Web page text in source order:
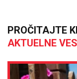
PROČITAJTE
AKTUELNE